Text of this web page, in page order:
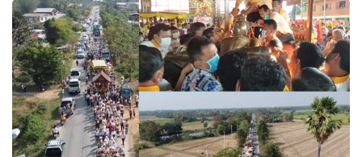
110 ซม.) ราคา 170 บาท สำหรับเข้างานวันอาทิตย์-ศุกร์เท่านั้น
และสำหรับวันเสาร์ (การแสดงพลุ) บัตรผู้ใหญ่ราคา 350 บาท
บัตรเด็ก (สูงไม่เกิน 110 ซม.) ราคา 200 บาท ซื้อบัตรได้ที่หน้า
งานหรือเว็บไซต์ www.icvticket.com และติดตามข้อมูลข่าวสาร
ได้ที่ Facebook Page: Village of Illumination